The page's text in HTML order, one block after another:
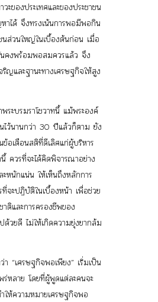
ะของประเทศและของประชาชน
าได้ จึงทรงเน้นการพอมีพอกิน
นส่วนใหญ่ในเบื้องต้นก่อน เมื่อ
คงพร้อมพอสมควรแล้ว จึง
ริญและฐานะทางเศรษฐกิจให้สูง
พระบรมราโชวาทนี้ แม้พระองค์
นไว้นานกว่า 30 ปีแล้วก็ตาม ยัง
ข้อเตือนสติที่ดีเลิศแก่ผู้บริหาร
นี้ ควรที่จะได้คิดพิจารณาอย่าง
ะหนักแน่น ให้เห็นถึงหลักการ
ที่จะปฏิบัติในเบื้องหน้า เพื่อช่วย
ติและการครองชีพของ
ด้วยดี ไม่ให้เกิดความยุ่งยากล้ม
า “เศรษฐกิจพอเพียง” เริ่มเป็น
ร่หลาย โดยที่ผู้พูดแต่ละคนจะ
ให้ความหมายเศรษฐกิจพอ